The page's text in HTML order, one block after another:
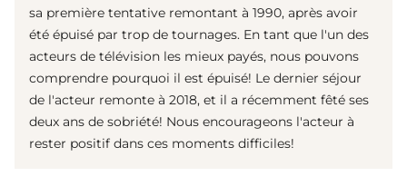
sa première tentative remontant à 1990, après avoir
été épuisé par trop de tournages. En tant que l'un des
acteurs de télévision les mieux payés, nous pouvons
comprendre pourquoi il est épuisé! Le dernier séjour
de l'acteur remonte à 2018, et il a récemment fêté ses
deux ans de sobriété! Nous encourageons l'acteur à
rester positif dans ces moments difficiles!